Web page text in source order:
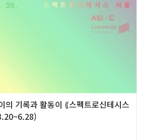
기록과 활동이 ⟪스펙트로신테시스